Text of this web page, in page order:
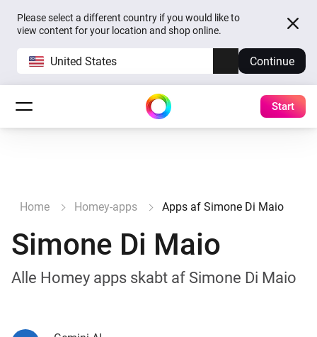
Please select a different country if you would like to
view content for your location and shop online.
United States Continue
Start
Home Homey-apps Apps af Simone Di Maio
Simone Di Maio
Alle Homey apps skabt af Simone Di Maio